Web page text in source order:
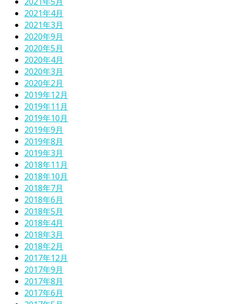
2021年4月
2021年3月
2020年9月
2020年5月
2020年4月
2020年3月
2020年2月
2019年12月
2019年11月
2019年10月
2019年9月
2019年8月
2019年3月
2018年11月
2018年10月
2018年7月
2018年6月
2018年5月
2018年4月
2018年3月
2018年2月
2017年12月
2017年9月
2017年8月
2017年6月